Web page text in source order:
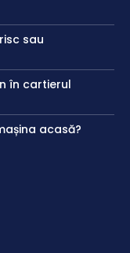
sau
în cartierul
acasă?